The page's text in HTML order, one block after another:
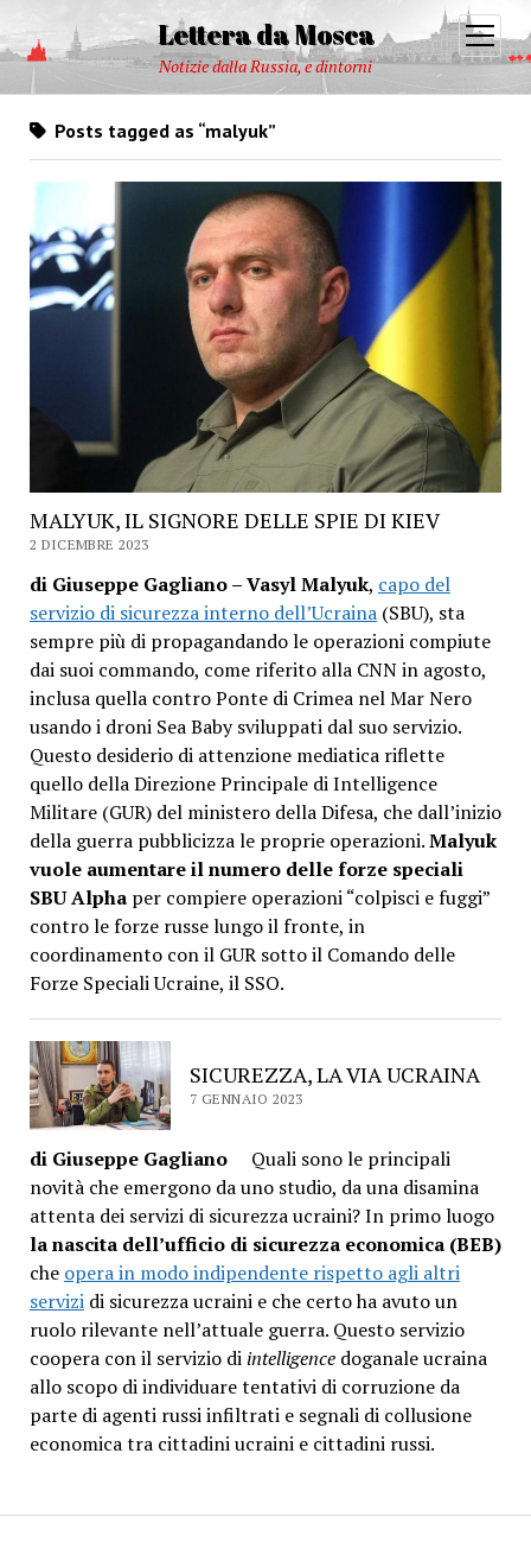
Lettera da Mosca
Notizie dalla Russia, e dintorni
open
menu
Posts tagged as “malyuk”
MALYUK, IL SIGNORE DELLE SPIE DI KIEV
2 DICEMBRE 2023
di Giuseppe Gagliano – Vasyl Malyuk, capo del
servizio di sicurezza interno dell’Ucraina(SBU), sta
sempre più di propagandando le operazioni compiute
dai suoi commando, come riferito alla CNN in agosto,
inclusa quella contro Ponte di Crimea nel Mar Nero
usando i droni Sea Baby sviluppati dal suo servizio.
Questo desiderio di attenzione mediatica riflette
quello della Direzione Principale di Intelligence
Militare (GUR) del ministero della Difesa, che dall’inizio
della guerra pubblicizza le proprie operazioni.Malyuk
vuole aumentare il numero delle forze speciali
SBU Alphaper compiere operazioni “colpisci e fuggi”
contro le forze russe lungo il fronte, in
coordinamento con il GUR sotto il Comando delle
Forze Speciali Ucraine, il SSO.
SICUREZZA, LA VIA UCRAINA
7 GENNAIO 2023
di Giuseppe GaglianoQuali sono le principali
novità che emergono da uno studio, da una disamina
attenta dei servizi di sicurezza ucraini? In primo luogo
la nascita dell’ufficio di sicurezza economica (BEB)
che opera in modo indipendente rispetto agli altri
servizidi sicurezza ucraini e che certo ha avuto un
ruolo rilevante nell’attuale guerra. Questo servizio
coopera con il servizio di intelligencedoganale ucraina
allo scopo di individuare tentativi di corruzione da
parte di agenti russi infiltrati e segnali di collusione
economica tra cittadini ucraini e cittadini russi.